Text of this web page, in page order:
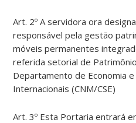
Art. 2º A servidora ora
responsável pela gestão
móveis permanentes
referida setorial de
Departamento de Economia e
Internacionais (CNM/CSE)
Art. 3º Esta Portaria entrará